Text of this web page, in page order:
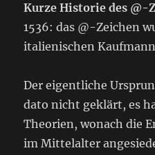
Kurze Historie des @-
1536: das @-Zeichen
italienischen
Der eigentliche
dato nicht geklärt, es
Theorien, wonach die
im Mittelalter